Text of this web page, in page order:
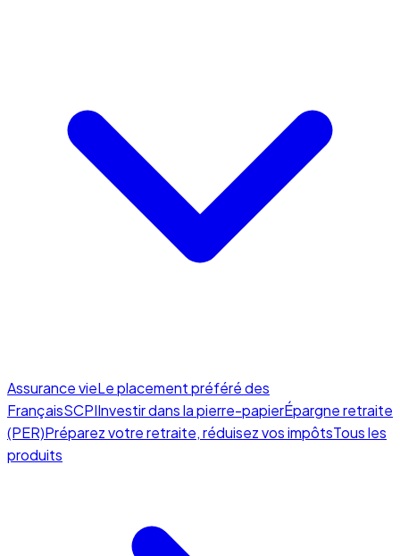
Assurance vieLe placement préféré des
FrançaisSCPIInvestir dans la pierre-papierÉpargne retraite
(PER)Préparez votre retraite, réduisez vos impôtsTous les
produits